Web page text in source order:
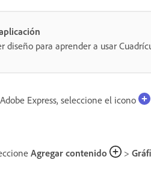
diseño para aprender a usar
Express, seleccione el icono
Agregar contenido >